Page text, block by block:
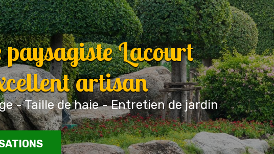
Lacourt
artisan
- Taille de haie - Entretien de jardin